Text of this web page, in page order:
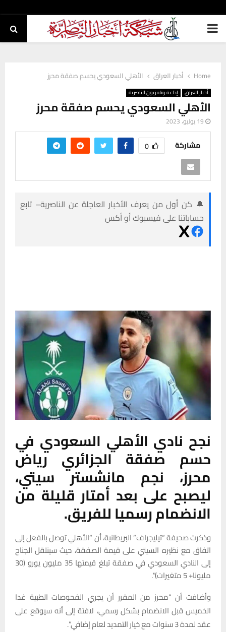
PRIMARY
Home أخبار العراق الأهلي السعودي يحسم صفقة محرز
أخبار العراق إذاعة وتلفزيون الناصرية
الأهلي السعودي يحسم صفقة محرز
19 يوليو، 2023
مشاركة 0
🔔 كن أول من يعرف الأخبار العاجلة عن الناصرية– تابع
حساباتنا على فيسبوك أو أكس
نجح نادي الأهلي السعودي في
حسم صفقة الجزائري رياض
محرز، نجم مانشستر سيتي،
ليصبح على بعد أمتار قليلة من
الانضمام رسميا للفريق.
وذكرت صحيفة “تيليجراف” البريطانية، أن “الأهلي توصل بالفعل إلى
اتفاق مع نظيره السيتي على قيمة الصفقة، حيث سينتقل الجناح
إلى النادي السعودي في صفقة تبلغ قيمتها 35 مليون يورو (30
مليونا+ 5 متغيرات)”.
وأضافت أن “محرز من المقرر أن يجري الفحوصات الطبية غدا
الخميس قبل الانضمام بشكل رسمي، لافتة إلى أنه سيوقع على
عقد لمدة 3 سنوات مع خيار التمديد لعام إضافي”.